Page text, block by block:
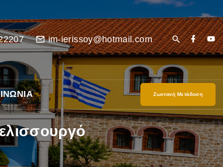
im-ierissoy@hotmail.com
Ζωντανή Μετάδοση